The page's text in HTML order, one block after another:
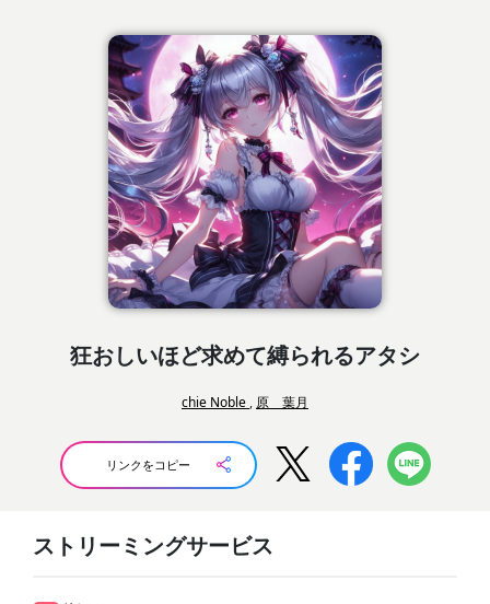
狂おしいほど求めて縛られるアタシ
chie Noble , 原 葉月
リンクをコピー
ストリーミングサービス